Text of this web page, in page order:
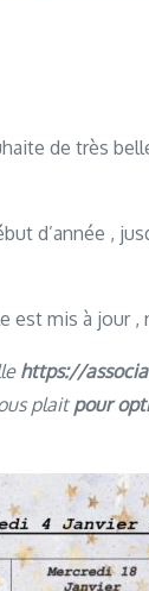
de très
d’année ,
est mis à jour ,
https://
plaitpour